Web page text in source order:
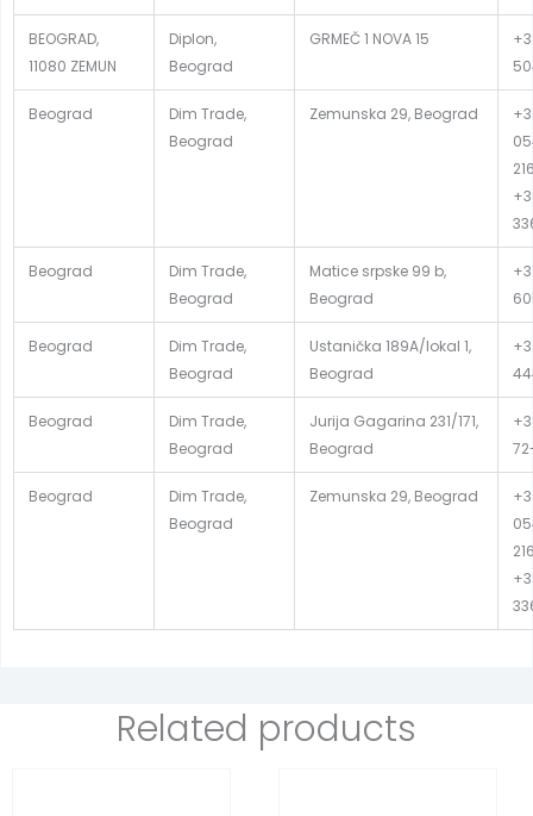
BEOGRAD,
11080 ZEMUN
Diplon,
Beograd
GRMEČ 1 NOVA 15
Beograd
Dim Trade,
Beograd
Zemunska 29, Beograd
Beograd
Dim Trade,
Beograd
Matice srpske 99 b,
Beograd
Beograd
Dim Trade,
Beograd
Ustanička 189A/lokal 1,
Beograd
Beograd
Dim Trade,
Beograd
Jurija Gagarina 231/171,
Beograd
Beograd
Dim Trade,
Beograd
Zemunska 29, Beograd
Related products